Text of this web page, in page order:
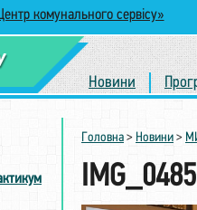
комунального сервісу»
Новини
Головна > Новини >
IMG_0485